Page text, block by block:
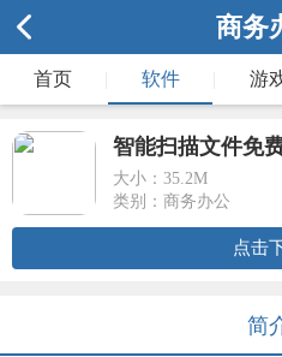
商务
首页 软件 游
智能扫描文件免
大小： 35.2M
类别：商务办公
点击
简